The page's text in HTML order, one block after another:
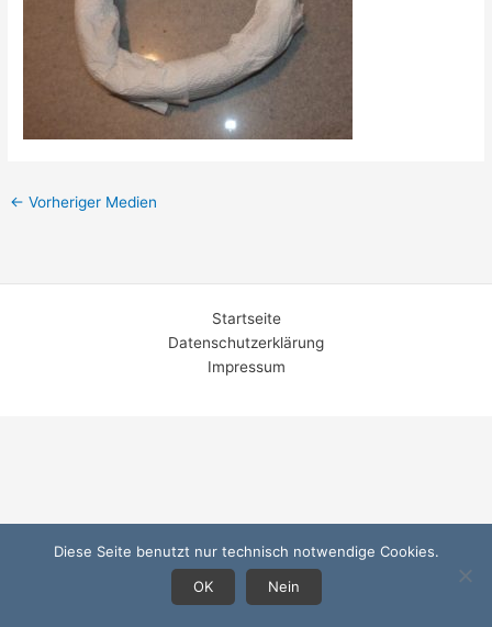
← Vorheriger Medien
Startseite
Datenschutzerklärung
Impressum
Diese Seite benutzt nur technisch notwendige Cookies.
OK
Nein